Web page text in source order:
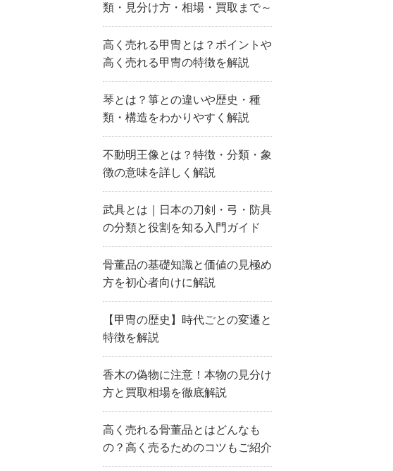
類・見分け方・相場・買取まで～
高く売れる甲冑とは？ポイントや
高く売れる甲冑の特徴を解説
琴とは？箏との違いや歴史・種
類・構造をわかりやすく解説
不動明王像とは？特徴・分類・象
徴の意味を詳しく解説
武具とは｜日本の刀剣・弓・防具
の分類と役割を知る入門ガイド
骨董品の基礎知識と価値の見極め
方を初心者向けに解説
【甲冑の歴史】時代ごとの変遷と
特徴を解説
香木の偽物に注意！本物の見分け
方と買取相場を徹底解説
高く売れる骨董品とはどんなも
の？高く売るためのコツもご紹介